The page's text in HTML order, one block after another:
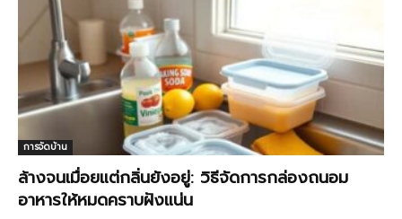
การจัดบ้าน
ล้างจนเมื่อยแต่กลิ่นยังอยู่: วิธีจัดการกล่องถนอม
อาหารให้หมดคราบฝังแน่น